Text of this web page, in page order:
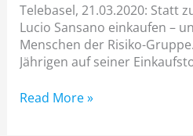
Telebasel, 21.03.2020: Statt
Lucio Sansano einkaufen –
Menschen der Risiko-
Jährigen auf seiner
Read More »